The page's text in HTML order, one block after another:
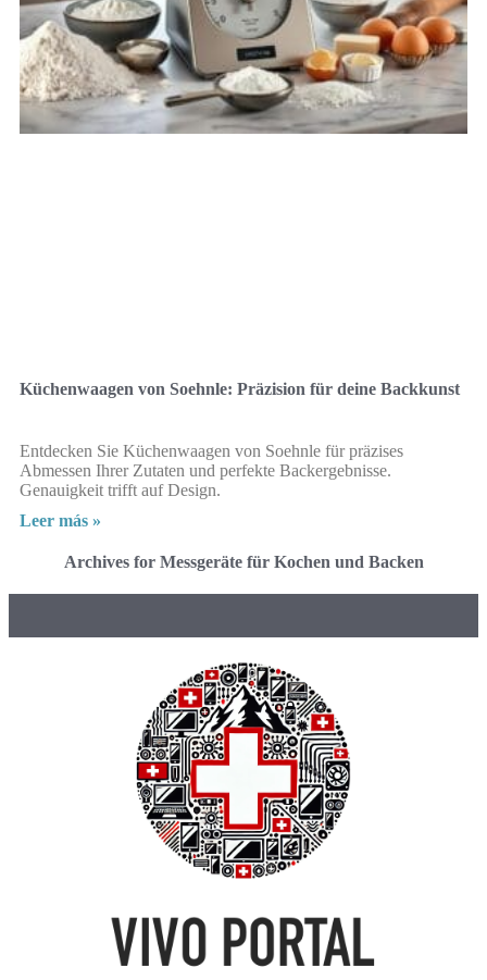
Küchenwaagen von Soehnle: Präzision für deine Backkunst
Entdecken Sie Küchenwaagen von Soehnle für präzises
Abmessen Ihrer Zutaten und perfekte Backergebnisse.
Genauigkeit trifft auf Design.
Leer más »
Archives for Messgeräte für Kochen und Backen